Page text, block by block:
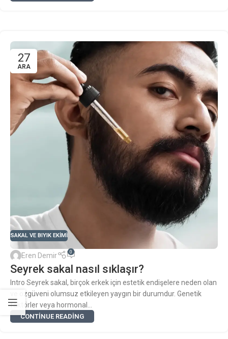
27
ARA
SAKAL VE BIYIK EKIMI
Eren Demir 0
Seyrek sakal nasıl sıklaşır?
Intro Seyrek sakal, birçok erkek için estetik endişelere neden olan
ve özgüveni olumsuz etkileyen yaygın bir durumdur. Genetik
faktörler veya hormonal...
CONTINUE READING